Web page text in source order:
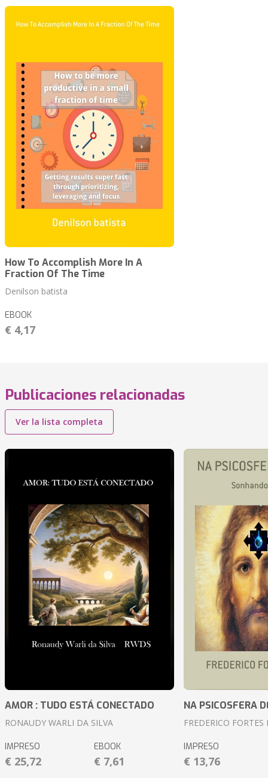
How To Accomplish More In A
Fraction Of The Time
Denilson batista
EBOOK
€ 4,17
Publicaciones relacionadas
Ver la lista completa
AMOR : TUDO ESTÁ CONECTADO
RONAUDY WARLI DA SILVA
IMPRESO
€ 25,72
EBOOK
€ 7,61
NA PSICOSFERA
FREDERICO FORTES
IMPRESO
€ 13,76